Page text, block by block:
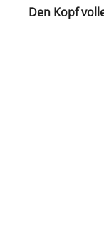
Den Kopf